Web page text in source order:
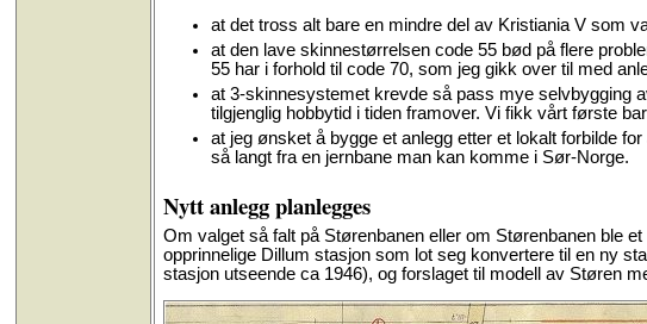
at det tross alt bare en mindre del av Kristiania V som
at den lave skinnestørrelsen code 55 bød på flere
55 har i forhold til code 70, som jeg gikk over til med
at 3-skinnesystemet krevde så pass mye selvbygging
tilgjenglig hobbytid i tiden framover. Vi fikk vårt første
at jeg ønsket å bygge et anlegg etter et lokalt forbilde
så langt fra en jernbane man kan komme i Sør-Norge.
Nytt anlegg planlegges
Om valget så falt på Størenbanen eller om Størenbanen ble
opprinnelige Dillum stasjon som lot seg konvertere til en ny
stasjon utseende ca 1946), og forslaget til modell av Støren